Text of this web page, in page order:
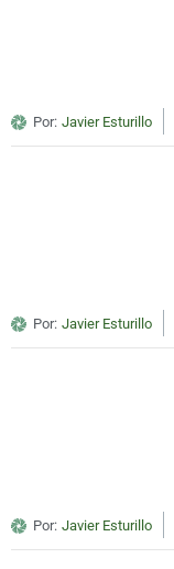
Por: Javier Esturillo
Por: Javier Esturillo
Por: Javier Esturillo